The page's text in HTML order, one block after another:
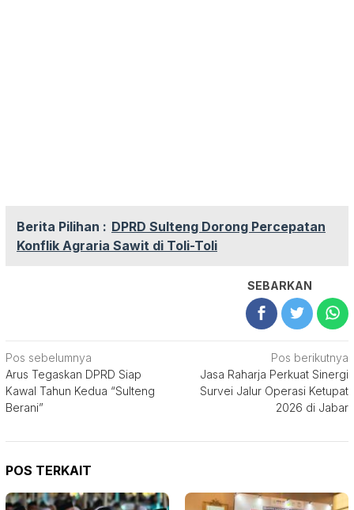
Berita Pilihan : DPRD Sulteng Dorong Percepatan
Konflik Agraria Sawit di Toli-Toli
SEBARKAN
Navigasi
pos
Pos sebelumnya
Arus Tegaskan DPRD Siap
Kawal Tahun Kedua “Sulteng
Berani”
Pos berikutnya
Jasa Raharja Perkuat Sinergi
Survei Jalur Operasi Ketupat
2026 di Jabar
POS TERKAIT